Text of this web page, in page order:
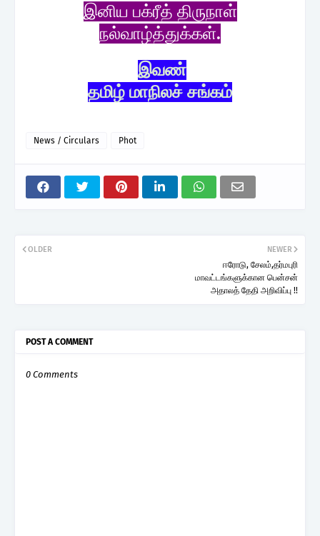
இனிய பக்ரீத் திருநாள்
நல்வாழ்த்துக்கள்.
இவண்
தமிழ் மாநிலச் சங்கம்
News / Circulars Phot
NEWER
ஈரோடு, சேலம்,தர்மபுரி
மாவட்டங்களுக்கான பென்சன்
அதாலத் தேதி அறிவிப்பு !!
OLDER
POST A COMMENT
0 Comments